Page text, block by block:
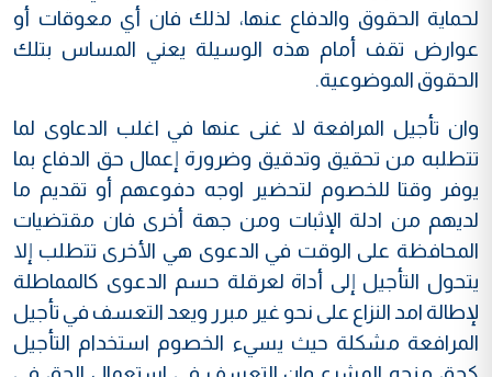
لحماية الحقوق والدفاع عنها، لذلك فان أي معوقات أو
عوارض تقف أمام هذه الوسيلة يعني المساس بتلك
الحقوق الموضوعية.
وان تأجيل المرافعة لا غنى عنها في اغلب الدعاوى لما
تتطلبه من تحقيق وتدقيق وضرورة إعمال حق الدفاع بما
يوفر وقتا للخصوم لتحضير اوجه دفوعهم أو تقديم ما
لديهم من ادلة الإثبات ومن جهة أخرى فان مقتضيات
المحافظة على الوقت في الدعوى هي الأخرى تتطلب إلا
يتحول التأجيل إلى أداة لعرقلة حسم الدعوى كالمماطلة
لإطالة امد النزاع على نحو غير مبرر ويعد التعسف في تأجيل
المرافعة مشكلة حيث يسيء الخصوم استخدام التأجيل